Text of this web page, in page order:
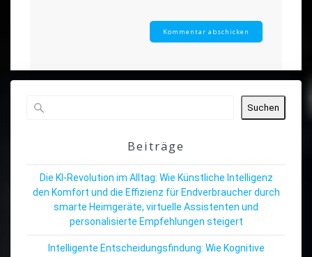
Suchen
Beiträge
Die KI-Revolution im Alltag: Wie Künstliche Intelligenz
den Komfort und die Effizienz für Endverbraucher durch
smarte Heimgeräte, virtuelle Assistenten und
personalisierte Empfehlungen steigert
Intelligente Entscheidungsfindung: Wie Kognitive